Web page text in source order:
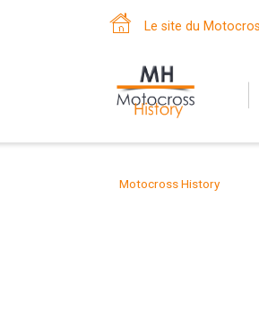
Le site du
Motocross History